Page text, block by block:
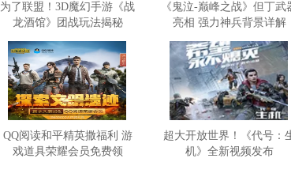
为了联盟！3D魔幻手游《战
龙酒馆》团战玩法揭秘
《鬼泣-巅峰之战》但丁武
亮相 强力神兵背景详解
QQ阅读和平精英撒福利 游
戏道具荣耀会员免费领
超大开放世界！《代号：
机》全新视频发布